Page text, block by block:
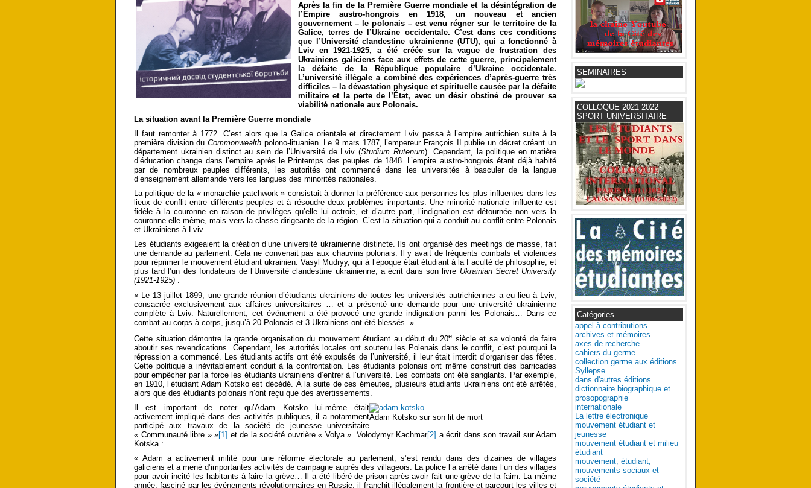
Après la fin de la Première Guerre mondiale et la désintégration de
l’Empire austro-hongrois en 1918, un nouveau et ancien
gouvernement – le polonais – est venu régner sur le territoire de la
Galice, terres de l’Ukraine occidentale. C’est dans ces conditions
que
l’Université clandestine ukrainienne (UTU), qui a fonctionné à
Lviv en 1921-1925, a été créée sur la vague de frustration des
Ukrainiens galiciens face aux effets de cette guerre, principalement
la défaite de la République populaire d’Ukraine occidentale.
L’université illégale a combiné des expériences d’après-guerre très
difficiles – la dévastation physique et spirituelle causée par la défaite
militaire et la perte de l’État, avec un désir obstiné de prouver sa
viabilité nationale aux Polonais.
La situation avant la Première Guerre mondiale
Il faut remonter à 1772. C’est alors que la Galice orientale et directement Lviv passa à l’empire autrichien suite à la
première division duCommonwealth polono-lituanien. Le 9 mars 1787, l’empereur François II publie un décret créant un
département ukrainien distinct au sein de l’Université de Lviv (Studium Rutenum). Cependant, la politique en matière
d’éducation change dans l’empire après le Printemps des peuples de 1848. L’empire austro-hongrois étant déjà habité
par de nombreux peuples différents, les autorités ont commencé dans les universités à basculer de la langue
d’enseignement allemande vers les langues des minorités nationales.
La politique de la « monarchie patchwork » consistait à donner la préférence aux personnes les plus influentes dans les
lieux de conflit entre différents peuples et à résoudre deux problèmes importants. Une minorité nationale influente est
fidèle à la couronne en raison de privilèges qu’elle lui octroie, et d’autre part, l’indignation est détournée non vers la
couronne elle-même, mais vers la classe dirigeante de la région. C’est la situation qui a conduit au conflit entre Polonais
et Ukrainiens à Lviv.
Les étudiants exigeaient la création d’une université ukrainienne distincte. Ils ont organisé des meetings de masse, fait
une demande au parlement. Cela ne convenait pas aux chauvins polonais. Il y avait de fréquents combats et violences
pour réprimer le mouvement étudiant ukrainien. Vasyl Mudryy, qui à l’époque était étudiant à la Faculté de philosophie, et
plus tard l’un des fondateurs de l’Université clandestine ukrainienne, a écrit dans son livre Ukrainian Secret University
(1921-1925) :
« Le 13 juillet 1899, une grande réunion d’étudiants ukrainiens de toutes les universités autrichiennes a eu lieu à Lviv,
consacrée exclusivement aux affaires universitaires … et a présenté une demande pour une université ukrainienne
complète à Lviv. Naturellement, cet événement a été provocé une grande indignation parmi les Polonais… Dans ce
combat au corps à corps, jusqu’à 20 Polonais et 3 Ukrainiens ont été blessés. »
Cette situation démontre la grande organisation du mouvement étudiant au début du 20e siècle et sa volonté de faire
aboutir ses revendications. Cependant, les autorités locales ont soutenu les Polenais dans le conflit, c’est pourquoi la
répression a commencé. Les étudiants actifs ont été expulsés de l’université, il leur était interdit d’organiser des fêtes.
Cette politique a inévitablement conduit à la confrontation. Les étudiants polonais ont même construit des barricades
pour empêcher par la force les étudiants ukrainiens d’entrer à l’université. Les combats ont été sanglants. Par exemple,
en 1910, l’étudiant Adam Kotsko est décédé. À la suite de ces émeutes, plusieurs étudiants ukrainiens ont été arrêtés,
alors que des étudiants polonais n’ont reçu que des avertissements.
Adam Kotsko sur son lit de mort
Il est important de noter qu’Adam Kotsko lui-même était
activement impliqué dans des activités publiques, il a notamment
participé aux travaux de la société de jeunesse universitaire
« Communauté libre » »[1] et de la société ouvrière « Volya ». Volodymyr Kachmar[2] a écrit dans son travail sur Adam
Kotska :
« Adam a activement milité pour une réforme électorale au parlement, s’est rendu dans des dizaines de villages
galiciens et a mené d’importantes activités de campagne auprès des villageois. La police l’a arrêté dans l’un des villages
pour avoir incité les habitants à faire la grève… Il a été libéré de prison après avoir fait une grève de la faim. La même
année, fasciné par les événements révolutionnaires en Russie, il franchit illégalement la frontière et parcourt les villes et
SEMINAIRES
COLLOQUE 2021 2022
SPORT UNIVERSITAIRE
Catégories
appel à contributions
archives et mémoires
axes de recherche
cahiers du germe
collection germe aux éditions
Syllepse
dans d'autres éditions
dictionnaire biographique et
prosopographie
internationale
La lettre électronique
mouvement étudiant et
jeunesse
mouvement étudiant et milieu
étudiant
mouvement, étudiant,
mouvements sociaux et
société